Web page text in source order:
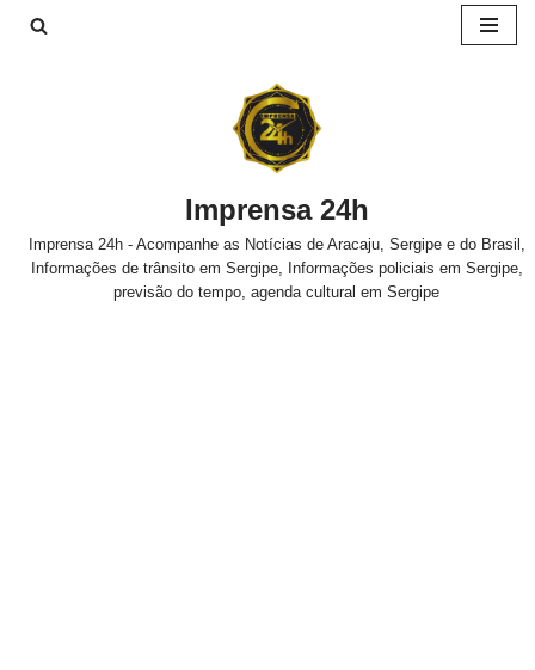
Imprensa 24h
Imprensa 24h - Acompanhe as Notícias de Aracaju, Sergipe e do Brasil,
Informações de trânsito em Sergipe, Informações policiais em Sergipe,
previsão do tempo, agenda cultural em Sergipe